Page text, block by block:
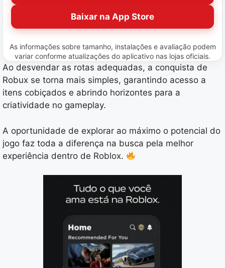
Baixar na App Store
As informações sobre tamanho, instalações e avaliação podem
variar conforme atualizações do aplicativo nas lojas oficiais.
Ao desvendar as rotas adequadas, a conquista de
Robux se torna mais simples, garantindo acesso a
itens cobiçados e abrindo horizontes para a
criatividade no gameplay.
A oportunidade de explorar ao máximo o potencial do
jogo faz toda a diferença na busca pela melhor
experiência dentro de Roblox.